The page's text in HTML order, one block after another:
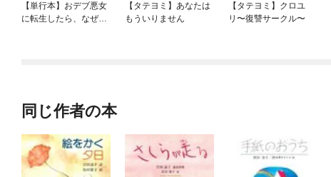
【単行本】おデブ悪女
に転生したら、なぜか
【タテヨミ】あなたは
もういりません
【タテヨミ】クロユ
リ〜復讐サークル〜
同じ作者の本